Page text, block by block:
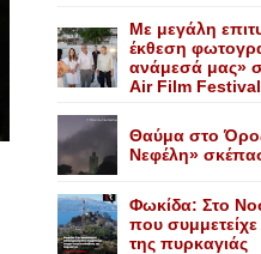
Με μεγάλη
έκθεση
ανάμεσά μας»
Air Film Festival
Θαύμα στο
Nεφέλη»
Φωκίδα: Στο
που
της πυρκαγιάς